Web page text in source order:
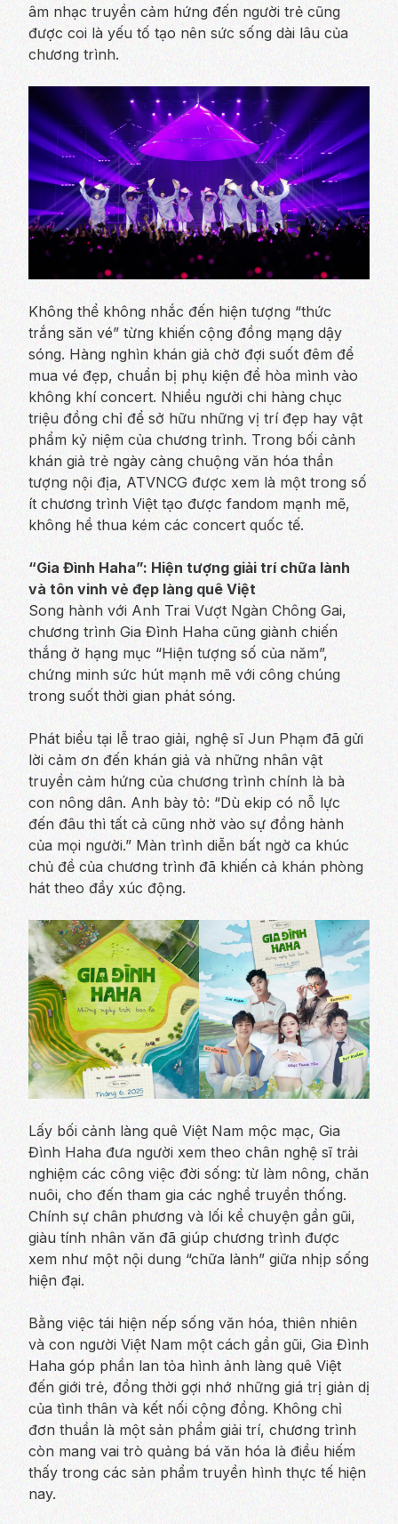
âm nhạc truyền cảm hứng đến người trẻ cũng
được coi là yếu tố tạo nên sức sống dài lâu của
chương trình.
Không thể không nhắc đến hiện tượng “thức
trắng săn vé” từng khiến cộng đồng mạng dậy
sóng. Hàng nghìn khán giả chờ đợi suốt đêm để
mua vé đẹp, chuẩn bị phụ kiện để hòa mình vào
không khí concert. Nhiều người chi hàng chục
triệu đồng chỉ để sở hữu những vị trí đẹp hay vật
phẩm kỷ niệm của chương trình. Trong bối cảnh
khán giả trẻ ngày càng chuộng văn hóa thần
tượng nội địa, ATVNCG được xem là một trong số
ít chương trình Việt tạo được fandom mạnh mẽ,
không hề thua kém các concert quốc tế.
“Gia Đình Haha”: Hiện tượng giải trí chữa lành
và tôn vinh vẻ đẹp làng quê Việt
Song hành với Anh Trai Vượt Ngàn Chông Gai,
chương trình Gia Đình Haha cũng giành chiến
thắng ở hạng mục “Hiện tượng số của năm”,
chứng minh sức hút mạnh mẽ với công chúng
trong suốt thời gian phát sóng.
Phát biểu tại lễ trao giải, nghệ sĩJun Phạm đã gửi
lời cảm ơn đến khán giả và những nhân vật
truyền cảm hứng của chương trình chính là bà
con nông dân. Anh bày tỏ: “Dù ekip có nỗ lực
đến đâu thì tất cả cũng nhờ vào sự đồng hành
của mọi người.” Màn trình diễn bất ngờ ca khúc
chủ đề của chương trình đã khiến cả khán phòng
hát theo đầy xúc động.
Lấy bối cảnh làng quê Việt Nam mộc mạc, Gia
Đình Haha đưa người xem theo chân nghệ sĩ trải
nghiệm các công việc đời sống: từ làm nông, chăn
nuôi, cho đến tham gia các nghề truyền thống.
Chính sự chân phương và lối kể chuyện gần gũi,
giàu tính nhân văn đã giúp chương trình được
xem như một nội dung “chữa lành” giữa nhịp sống
hiện đại.
Bằng việc tái hiện nếp sống văn hóa, thiên nhiên
và con người Việt Nam một cách gần gũi, Gia Đình
Haha góp phần lan tỏa hình ảnh làng quê Việt
đến giới trẻ, đồng thời gợi nhớ những giá trị giản dị
của tình thân và kết nối cộng đồng. Không chỉ
đơn thuần là một sản phẩm giải trí, chương trình
còn mang vai trò quảng bá văn hóa là điều hiếm
thấy trong các sản phẩm truyền hình thực tế hiện
nay.